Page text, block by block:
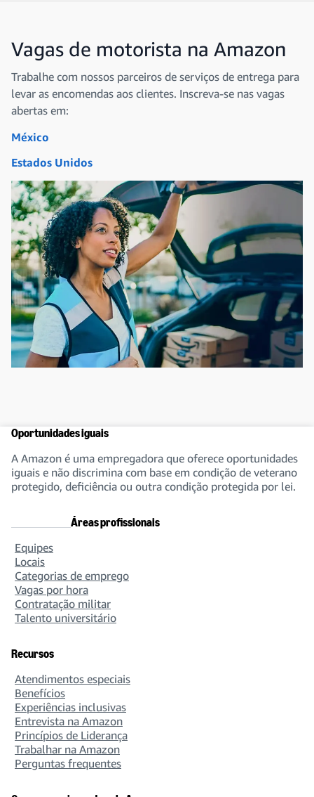
Vagas de motorista na Amazon
Trabalhe com nossos parceiros de serviços de entrega para
levar as encomendas aos clientes. Inscreva-se nas vagas
abertas em:
México
Estados Unidos
Oportunidades iguais
A Amazon é uma empregadora que oferece oportunidades
iguais e não discrimina com base em condição de veterano
protegido, deficiência ou outra condição protegida por lei.
Áreas profissionais
Equipes
Locais
Categorias de emprego
Vagas por hora
Contratação militar
Talento universitário
Recursos
Atendimentos especiais
Benefícios
Experiências inclusivas
Entrevista na Amazon
Princípios de Liderança
Trabalhar na Amazon
Perguntas frequentes